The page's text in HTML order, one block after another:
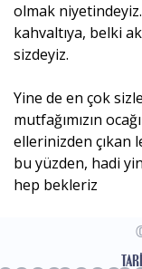
olmak
kahvaltıya, belki
sizdeyiz.
Yine de en çok
mutfağımızın
ellerinizden çıkan
bu yüzden, hadi
hep bekleriz